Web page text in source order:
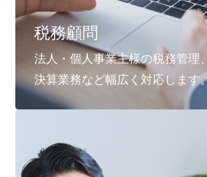
税務顧問
法人・個人事業主様の税務管理
決算業務など幅広く対応します